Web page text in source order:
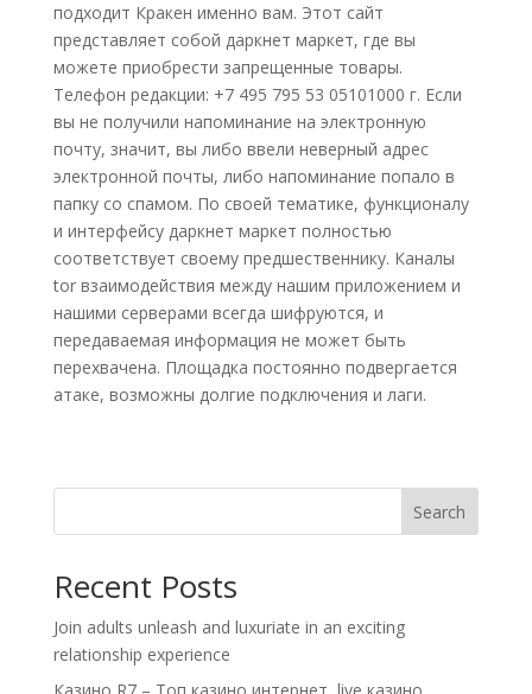
подходит Кракен именно вам. Этот сайт
представляет собой даркнет маркет, где вы
можете приобрести запрещенные товары.
Телефон редакции: +7 495 795 53 05101000 г. Если
вы не получили напоминание на электронную
почту, значит, вы либо ввели неверный адрес
электронной почты, либо напоминание попало в
папку со спамом. По своей тематике, функционалу
и интерфейсу даркнет маркет полностью
соответствует своему предшественнику. Каналы
tor взаимодействия между нашим приложением и
нашими серверами всегда шифруются, и
передаваемая информация не может быть
перехвачена. Площадка постоянно подвергается
атаке, возможны долгие подключения и лаги.
Search
Recent Posts
Join adults unleash and luxuriate in an exciting
relationship experience